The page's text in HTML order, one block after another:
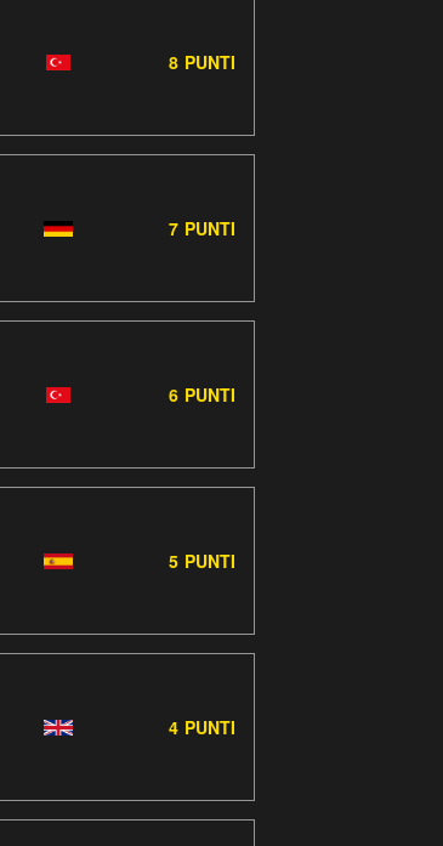
8 PUNTI
7 PUNTI
6 PUNTI
5 PUNTI
4 PUNTI